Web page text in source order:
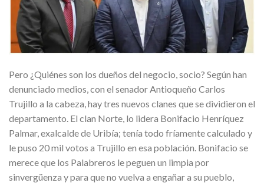
Pero ¿Quiénes son los dueños del negocio, socio? Según han
denunciado medios, con el senador Antioqueño Carlos
Trujillo a la cabeza, hay tres nuevos clanes que se dividieron el
departamento. El clan Norte, lo lidera Bonifacio Henríquez
Palmar, exalcalde de Uribía; tenía todo fríamente calculado y
le puso 20 mil votos a Trujillo en esa población. Bonifacio se
merece que los Palabreros le peguen un limpia por
sinvergüenza y para que no vuelva a engañar a su pueblo,